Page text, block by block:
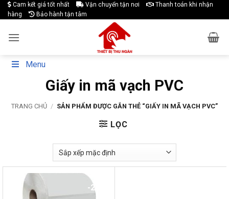
Skip
to
Cam kết giá tốt nhất Vận chuyển tận nơi
Thanh toán khi nhận
hàng
Bảo hành tận tâm
Menu
Giấy in mã vạch PVC
TRANG CHỦ / SẢN PHẨM ĐƯỢC GẮN THẺ “GIẤY IN MÃ VẠCH PVC”
LỌC
-20%